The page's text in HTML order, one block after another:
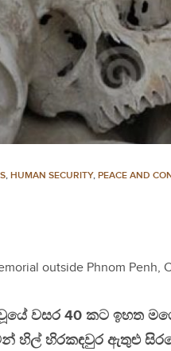
, HUMAN SECURITY, PEACE AND
outside Phnom Penh,
වසර 40 කට ඉහත
හිල් හිරකඳවුර ඇතුළු